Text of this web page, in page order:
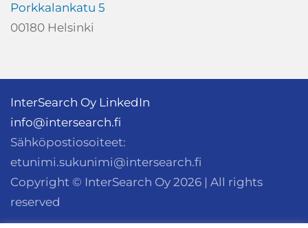
Porkkalankatu 5
00180 Helsinki
InterSearch Oy LinkedIn
info@intersearch.fi
Sähköpostiosoiteet:
etunimi.sukunimi@intersearch.fi
Copyright © InterSearch Oy 2026 | All rights
reserved